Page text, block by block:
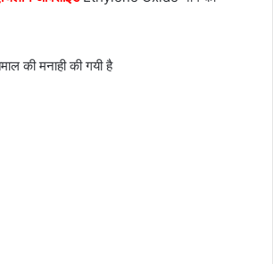
की मनाही की गयी है